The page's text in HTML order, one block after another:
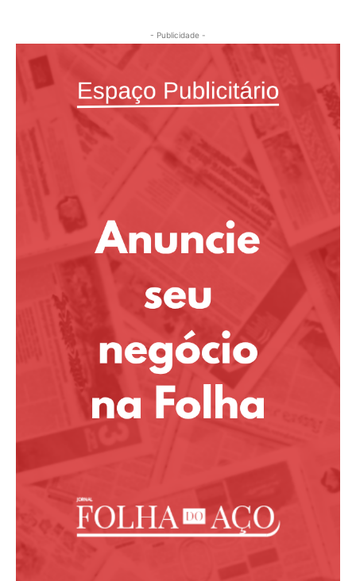
- Publicidade -